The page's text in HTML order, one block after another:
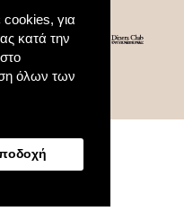
cookies, για
κατά την
όλων των
Created by